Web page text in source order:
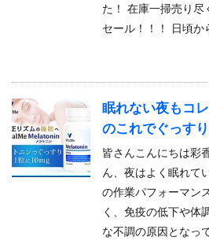
た！ 在庫一掃売り尽
セール！！！ 日頃か
眠れない夜もコ
のこれでぐっすり
皆さんこんにちは彩
ん、夜はよく眠れて
の作業パフォーマン
く、免疫の低下や体
な不調の原因となっ